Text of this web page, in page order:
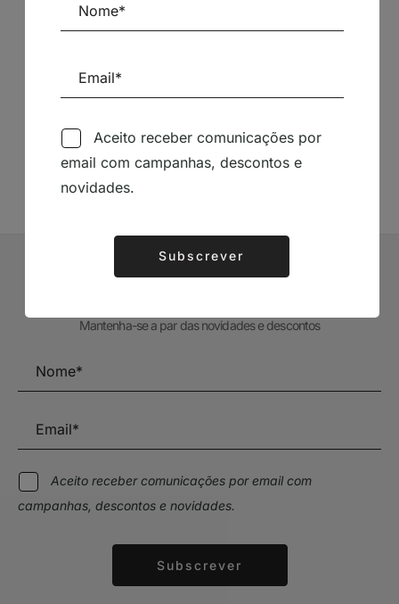
Mantenha-se a par das novidades e descontos
Aceito receber comunicações por email com
campanhas, descontos e novidades.
Subscrever
Aceito receber comunicações por
email com campanhas, descontos e
novidades.
Subscrever